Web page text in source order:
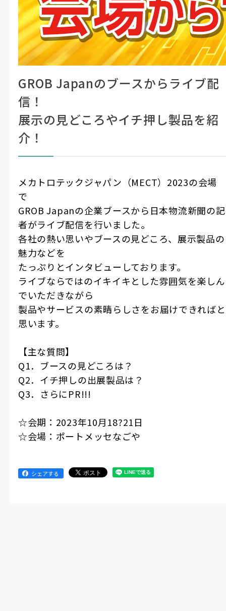
ここに
注目！
MECT2023会場でGROB Japanのブー
スからライブ配信！
見どころやイチ押し製品の紹介をたっ
ぷりとお届けします。
GROB Japanのブースからライブ配
信！
展示の見どころやイチ押し製品を紹
介！
メカトロテックジャパン（MECT）2023の会場
で
GROB Japanの企業ブースから日本物流新聞の記
者がライブ配信を行いました。
各社の熱い思いやブースの見どころ、展示製品の
魅力などを
たっぷりとインタビューしております。
ライブならではのイキイキとした雰囲気を楽しん
でいただきながら
製品やサービスの素晴らしさをお届けできればと
思います。
【主な質問】
Q1．ブースの見どころは？
Q2．イチ押しの出展製品は？
Q3．さらにPR!!!
☆会期：2023年10月18?21日
☆会場：ポートメッセなごや
シェアする